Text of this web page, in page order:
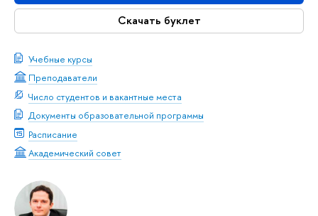
Скачать буклет
Учебные курсы
Преподаватели
Число студентов и вакантные места
Документы образовательной программы
Расписание
Академический совет